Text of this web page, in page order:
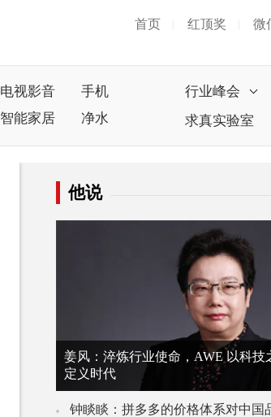
首页 红顶奖 微
电视影音
手机
智能家居 净水
行业峰会
求真实验室
他说
姜风：淬炼行业使命，AWE 以科技
定义时代
钟睒睒：拼多多的价格体系对中国